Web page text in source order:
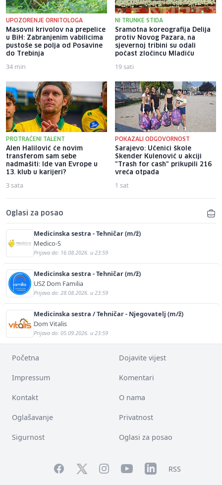
UPOZORENJE ORNITOLOGA
Masovni krivolov na prepelice
u BiH: Zabranjenim vabilicima
pustoše se polja od Posavine
do Trebinja
34 min
NI TRUNKE STIDA
Sramotna koreografija Delija
protiv Novog Pazara, na
sjevernoj tribini su odali
počast zločincu Mladiću
19 sati
PROTRAĆENI TALENT
Alen Halilović će novim
transferom sam sebe
nadmašiti: Ide van Evrope u
13. klub u karijeri?
3 sata
POKAZALI ODGOVORNOST
Sarajevo: Učenici škole
Skender Kulenović u akciji
"Trash for cash" prikupili 216
vreća otpada
1 sat
Oglasi za posao
Medicinska sestra - Tehničar (m/ž)
Medico-S
Prijava do: 16.08.2026. u 23:59
Medicinska sestra - Tehničar (m/ž)
USZ Dom Familia
Prijava do: 28.08.2026. u 23:59
Medicinska sestra / Tehničar - Njegovatelj (m/ž)
Dom Vitalis
Prijava do: 05.09.2026. u 23:59
Početna Dojavite vijest
Impressum Komentari
Kontakt O nama
Oglašavanje Privatnost
Sigurnost Oglasi za posao
FacebookTwitterInstagramYouTubeLinkedInRSS